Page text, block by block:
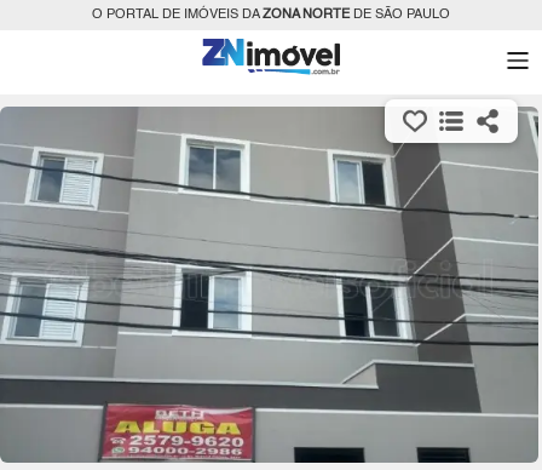
O PORTAL DE IMÓVEIS DAZONA NORTEDE SÃO PAULO